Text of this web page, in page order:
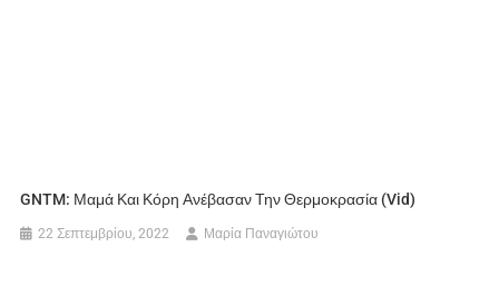
GNTM: Μαμά Και Κόρη Ανέβασαν Την Θερμοκρασία (vid)
22 Σεπτεμβρίου, 2022 Μαρία Παναγιώτου